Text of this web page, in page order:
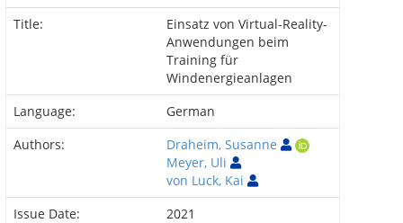
Title:
Einsatz von Virtual-Reality-
Anwendungen beim
Training für
Windenergieanlagen
Language:
German
Authors:
Draheim, Susanne
Meyer, Uli
von Luck, Kai
Issue Date:
2021